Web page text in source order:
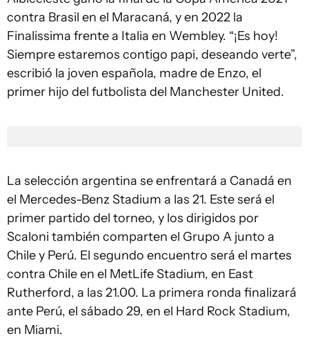
contra Brasil en el Maracaná, y en 2022 la
Finalissima frente a Italia en Wembley. “¡Es hoy!
Siempre estaremos contigo papi, deseando verte”,
escribió la joven española, madre de Enzo, el
primer hijo del futbolista del Manchester United.
La selección argentina se enfrentará a Canadá en
el Mercedes-Benz Stadium a las 21. Este será el
primer partido del torneo, y los dirigidos por
Scaloni también comparten el Grupo A junto a
Chile y Perú. El segundo encuentro será el martes
contra Chile en el MetLife Stadium, en East
Rutherford, a las 21.00. La primera ronda finalizará
ante Perú, el sábado 29, en el Hard Rock Stadium,
en Miami.